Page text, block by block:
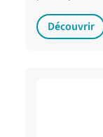
Découvrir